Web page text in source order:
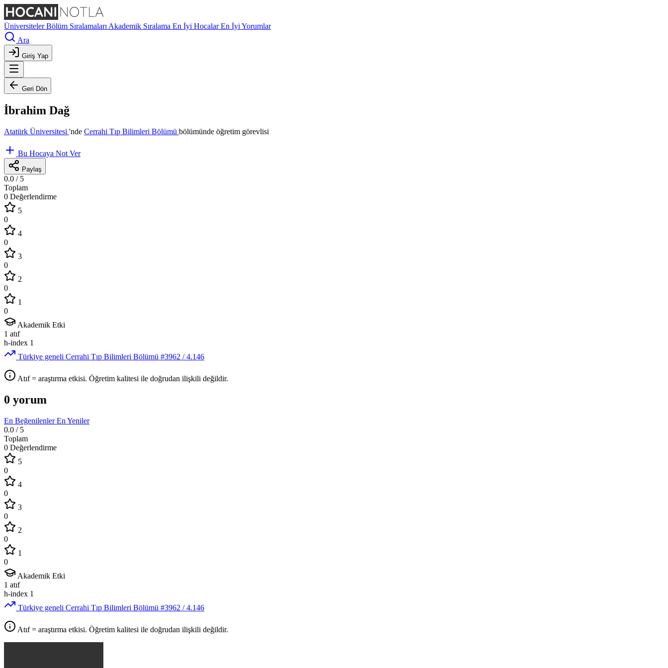
ÜniversitelerBölüm Sıralamaları Akademik Sıralama En İyi HocalarEn İyi Yorumlar
Ara
Giriş Yap
Geri Dön
İbrahim Dağ
Atatürk Üniversitesi 'nde Cerrahi Tıp Bilimleri Bölümü bölümünde öğretim görevlisi
Bu Hocaya Not Ver
Paylaş
0.0 / 5
Toplam
0 Değerlendirme
5
0
4
0
3
0
2
0
1
0
Akademik Etki
1 atıf
h-index 1
Türkiye geneli Cerrahi Tıp Bilimleri Bölümü #3962 / 4.146
Atıf = araştırma etkisi. Öğretim kalitesi ile doğrudan ilişkili değildir.
0 yorum
En BeğenilenlerEn Yeniler
0.0 / 5
Toplam
0 Değerlendirme
5
0
4
0
3
0
2
0
1
0
Akademik Etki
1 atıf
h-index 1
Türkiye geneli Cerrahi Tıp Bilimleri Bölümü #3962 / 4.146
Atıf = araştırma etkisi. Öğretim kalitesi ile doğrudan ilişkili değildir.